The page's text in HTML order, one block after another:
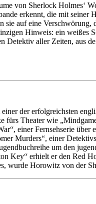
von Sherlock Holmes‘
erkennt, die mit
auf eine
Hinweis: ein weißes
aller Zeiten, aus
der erfolgreichsten
Theater wie
einer Fernsehserie
Murders“, einer
um den
Key“ erhielt er den Red
wurde Horowitz von der